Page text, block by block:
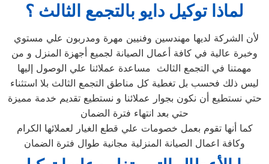
لماذا توكيل دايو بالتجمع الثالث ؟
وخبرة عالية في كافة أعمال الصيانة لجميع أجهزة المنزل و من
مهمتنا في التجمع الثالث مساعدة عملائنا علي الوصول إليها
ليس ذلك فحسب بل تغطية كل مناطق التجمع الثالث بلا استثناء
حتي نستطيع أن نكون بجوار عملائنا و نستطيع تقديم خدمة مميزة
حتي بعد انتهاء فترة الضمان
كما أنها تقوم بعمل خصومات علي قطع الغيار لعملائها الكرام
وكافة اعمال الصيانة المنزلية مجانية طوال فترة الضمان